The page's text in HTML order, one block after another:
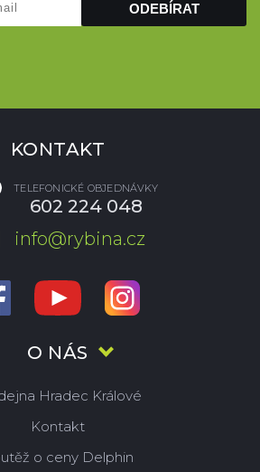
ODEBÍRAT
O NÁS
Hradec Králové
Kontakt
o ceny Delphin
KONTAKT
TELEFONICKÉ OBJEDNÁVKY
602 224 048
info@rybina.cz